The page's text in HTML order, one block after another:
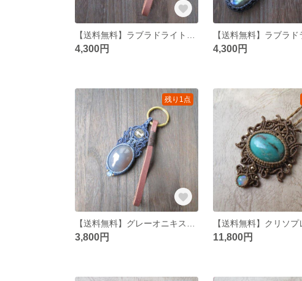
4,300円 4,300円
残り1点
3,800円 11,800円